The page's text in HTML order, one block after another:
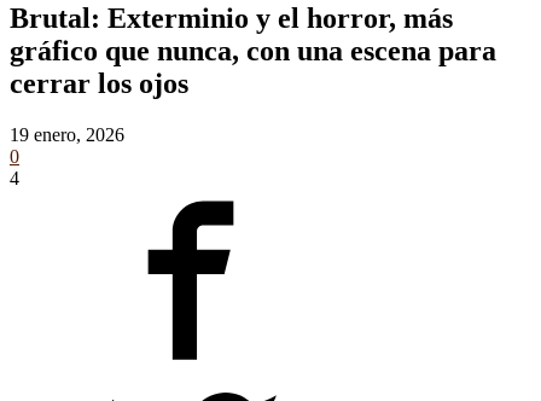
Brutal: Exterminio y el horror, más
gráfico que nunca, con una escena para
cerrar los ojos
19 enero, 2026
0
4